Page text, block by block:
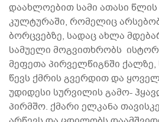
დაახლოებით სამი ათასი
კულტურაში, რომელიც
ბორცვებზე, სადაც ახლა
სამუელი მოგვითხრობს
მეფეთა პირველწიგნში ქალზე,
წევს ქმრის გვერდით და
უდიდესი სურვილის გამო-
პირმშო. ქმარი ელკანა